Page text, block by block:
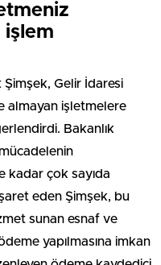
işlem
Şimşek, Gelir İdaresi
almayan işletmelere
Bakanlık
kadar çok sayıda
eden Şimşek, bu
sunan esnaf ve
yapılmasına imkan